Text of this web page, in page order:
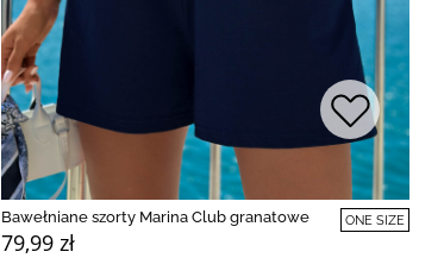
Bawełniane szorty Marina Club granatowe
79,99 zł
ONE SIZE